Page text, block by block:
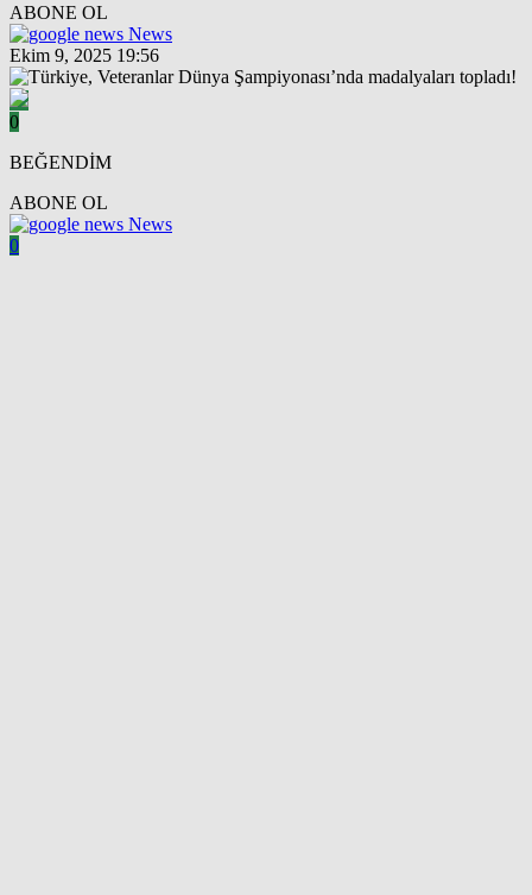
ABONE OL
News
Ekim 9, 2025 19:56
0
BEĞENDİM
ABONE OL
News
0